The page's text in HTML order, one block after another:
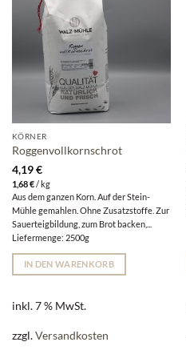
KÖRNER
Roggenvollkornschrot
4,19€
1,68€/ kg
Aus dem ganzen Korn. Auf der Stein-
Mühle gemahlen. Ohne Zusatzstoffe. Zur
Sauerteigbildung, zum Brot backen,...
Liefermenge: 2500g
IN DEN WARENKORB
inkl. 7 % MwSt.
zzgl.Versandkosten